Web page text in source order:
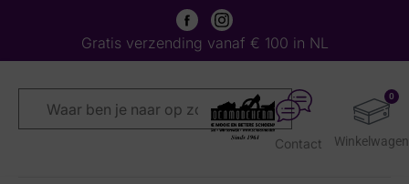
Gratis verzending vanaf € 100 in NL
0
Contact